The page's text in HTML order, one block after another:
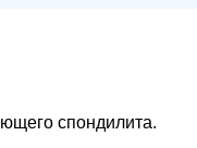
спондилита.